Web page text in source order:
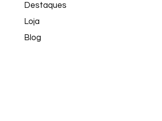
Destaques
Loja
Blog